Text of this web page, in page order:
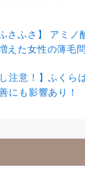
さふさ】 アミノ
えた女性の薄毛
し注意！】ふくら
にも影響あり！